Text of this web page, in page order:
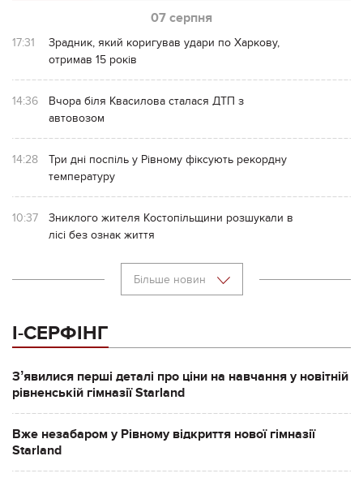
07 серпня
17:31
Зрадник, який коригував удари по Харкову,
отримав 15 років
14:36
Вчора біля Квасилова сталася ДТП з
автовозом
14:28
Три дні поспіль у Рівному фіксують рекордну
температуру
10:37
Зниклого жителя Костопільщини розшукали в
лісі без ознак життя
Більше новин
І-СЕРФІНГ
Зʼявилися перші деталі про ціни на навчання у новітній
рівненській гімназії Starland
Вже незабаром у Рівному відкриття нової гімназії
Starland